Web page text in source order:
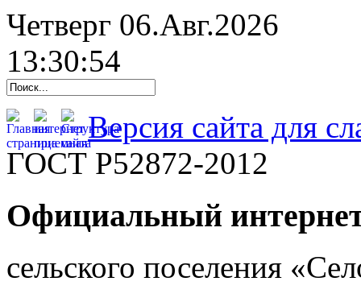
Четверг 06.Авг.2026
13:30:55
Версия сайта для
ГОСТ Р52872-2012
Официальный
cельского поселения